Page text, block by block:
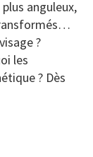
anguleux,
?
les
? Dès